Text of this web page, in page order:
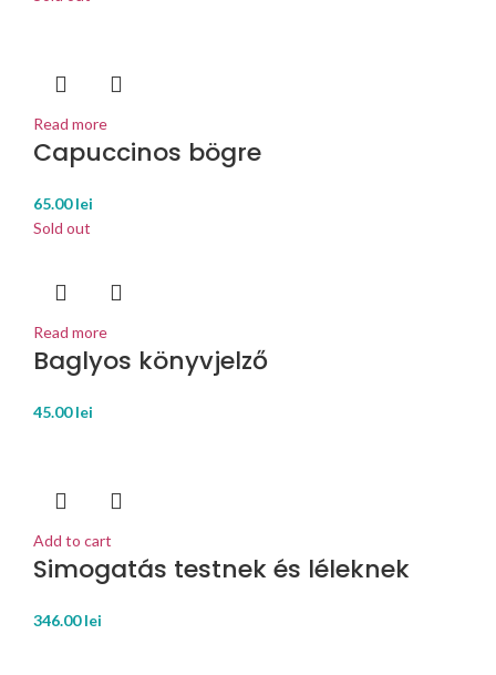
Read more
Capuccinos bögre
65.00lei
Sold out
Read more
Baglyos könyvjelző
45.00lei
Add to cart
Simogatás testnek és léleknek
346.00lei